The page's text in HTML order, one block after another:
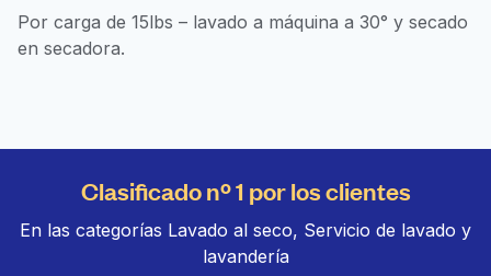
Por carga de 15lbs – lavado a máquina a 30° y secado
en secadora.
Clasificado nº 1 por los clientes
En las categorías Lavado al seco, Servicio de lavado y
lavandería